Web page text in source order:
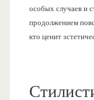
особых случаев и
продолжением
кто ценит